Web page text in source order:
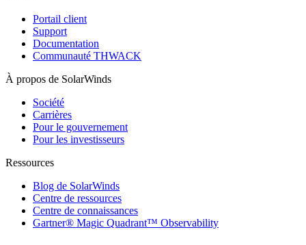
Portail client
Support
Documentation
Communauté THWACK
À propos de SolarWinds
Société
Carrières
Pour le gouvernement
Pour les investisseurs
Ressources
Blog de SolarWinds
Centre de ressources
Centre de connaissances
Gartner® Magic Quadrant™ Observability